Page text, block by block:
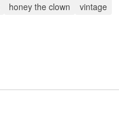
honey the clown vintage